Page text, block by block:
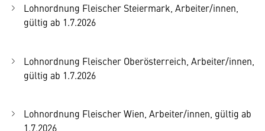
Lohnordnung Fleischer Steiermark, Arbeiter/innen,
gültig ab 1.7.2026
Lohnordnung Fleischer Oberösterreich, Arbeiter/innen,
gültig ab 1.7.2026
Lohnordnung Fleischer Wien, Arbeiter/innen, gültig ab
1.7.2026